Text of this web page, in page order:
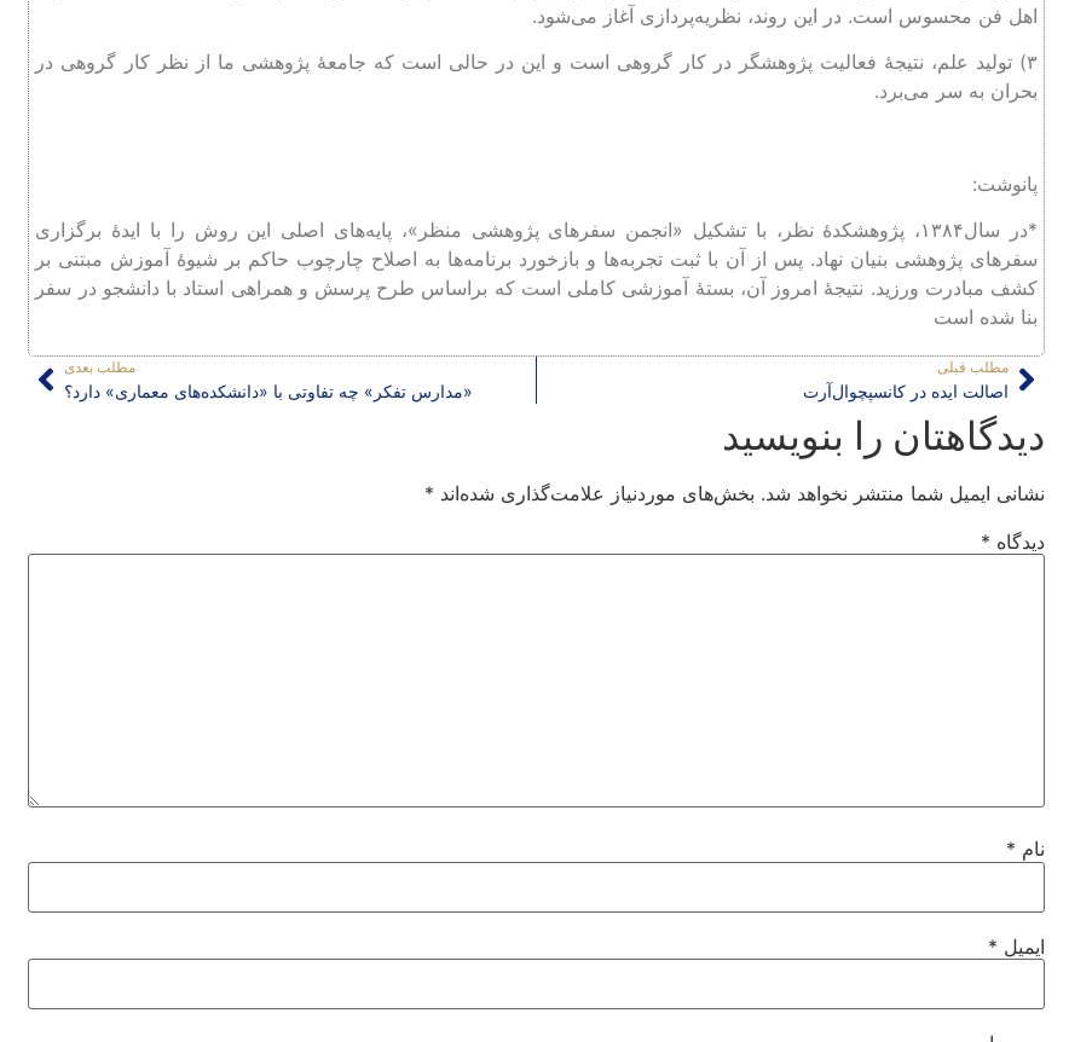
اهل فن محسوس است. در این روند، نظریه‌پردازی آغاز می‌شود.
۳) تولید علم، نتیجۀ فعالیت پژوهشگر در کار گروهی است و این در حالی است که جامعۀ پژوهشی ما از نظر کار گروهی در
بحران به سر می‌برد.
پانوشت:
*در سال۱۳۸۴، پژوهشکدۀ نظر، با تشکیل «انجمن سفرهای پژوهشی منظر»، پایه‌های اصلی این روش را با ایدۀ برگزاری
سفرهای پژوهشی بنیان نهاد. پس از آن با ثبت تجربه‌ها و بازخورد برنامه‌ها به اصلاح چارچوب حاکم بر شیوۀ آموزش مبتنی بر
کشف مبادرت ورزید. نتیجۀ امروز آن، بستۀ آموزشی کاملی است که براساس طرح پرسش و همراهی استاد با دانشجو در سفر
بنا شده است
مطلب قبلی
اصالت ایده در کانسپچوال‌آرت
مطلب بعدی
«مدارس تفکر» چه تفاوتی با «دانشکده‌های معماری» دارد؟
دیدگاهتان را بنویسید
نشانی ایمیل شما منتشر نخواهد شد. بخش‌های موردنیاز علامت‌گذاری شده‌اند *
دیدگاه *
نام *
ایمیل *